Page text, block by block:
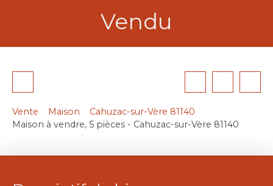
Vendu
Vente Maison
Cahuzac-sur-Vère 81140
Maison à vendre, 5 pièces - Cahuzac-sur-Vère 81140